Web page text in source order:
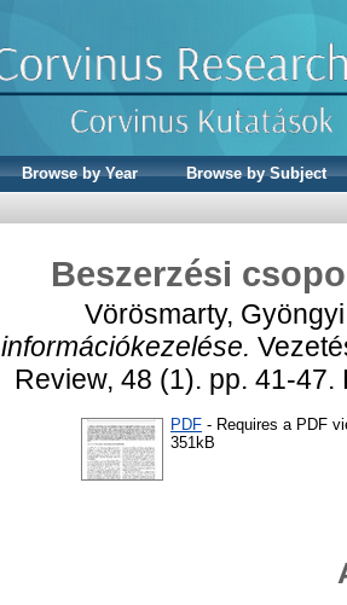
Browse by Year
Browse by Subject
Beszerzési
Vörösmarty, Gyöngyi
információkezelése.
Review, 48 (1). pp. 41-
PDF - Requires a PDF
351kB